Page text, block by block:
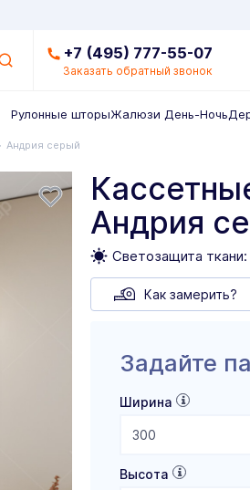
+7 (495) 777-55-07
Заказать обратный звонок
Рулонные шторыЖалюзи День-Ночь
Андрия серый
Андрия
Светозащита ткани:
Как замерить?
Задайте
Ширина
Высота